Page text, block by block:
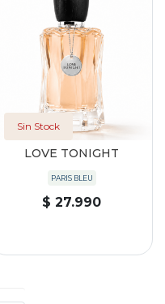
Sin Stock
LOVE TONIGHT
PARIS BLEU
$ 27.990